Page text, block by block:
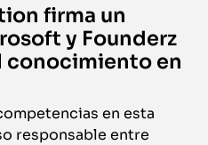
firma un
y Founderz
conocimiento en
en esta
responsable entre